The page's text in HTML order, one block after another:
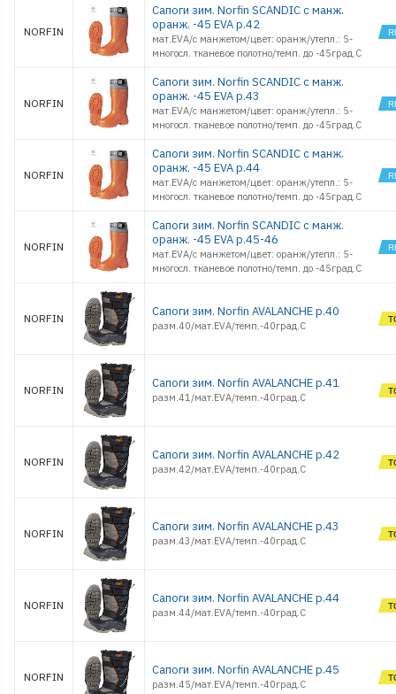
NORFIN
Сапоги зим. Norfin SCANDIC с манж.
оранж. -45 EVA р.42
мат.EVA/с манжетом/цвет: оранж/утепл.: 5-
многосл. тканевое полотно/темп. до -45град.С
NORFIN
Сапоги зим. Norfin SCANDIC с манж.
оранж. -45 EVA р.43
мат.EVA/с манжетом/цвет: оранж/утепл.: 5-
многосл. тканевое полотно/темп. до -45град.С
NORFIN
Сапоги зим. Norfin SCANDIC с манж.
оранж. -45 EVA р.44
мат.EVA/с манжетом/цвет: оранж/утепл.: 5-
многосл. тканевое полотно/темп. до -45град.С
NORFIN
Сапоги зим. Norfin SCANDIC с манж.
оранж. -45 EVA р.45-46
мат.EVA/с манжетом/цвет: оранж/утепл.: 5-
многосл. тканевое полотно/темп. до -45град.С
NORFIN Сапоги зим. Norfin AVALANCHE р.40
разм.40/мат.EVA/темп.-40град.С
NORFIN Сапоги зим. Norfin AVALANCHE р.41
разм.41/мат.EVA/темп.-40град.С
NORFIN Сапоги зим. Norfin AVALANCHE р.42
разм.42/мат.EVA/темп.-40град.С
NORFIN Сапоги зим. Norfin AVALANCHE р.43
разм.43/мат.EVA/темп.-40град.С
NORFIN Сапоги зим. Norfin AVALANCHE р.44
разм.44/мат.EVA/темп.-40град.С
NORFIN Сапоги зим. Norfin AVALANCHE р.45
разм.45/мат.EVA/темп.-40град.С